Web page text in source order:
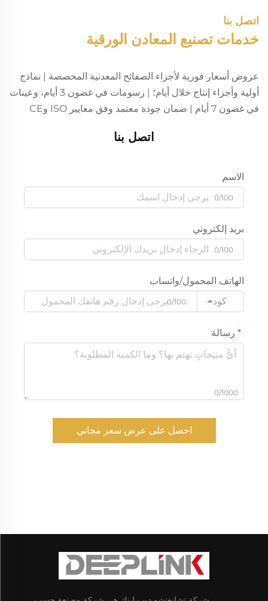
اتصل بنا
خدمات تصنيع المعادن الورقية
عروض أسعار فورية لأجزاء الصفائح المعدنية المخصصة | نماذج
أولية وأجزاء إنتاج خلال أيام؛ | رسومات في غضون 3 أيام، وعينات
في غضون 7 أيام | ضمان جودة معتمد وفق معايير ISO وCE
اتصل بنا
الاسم
0/100
بريد إلكتروني
0/100
الهاتف المحمول/واتساب
كود
0/100
رسالة
0/1000
احصل على عرض سعر مجاني